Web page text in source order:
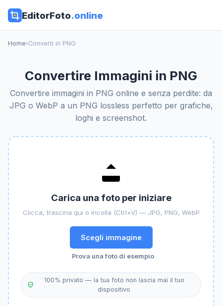
EditorFoto.online
Home›Converti in PNG
Convertire Immagini in PNG
Convertire immagini in PNG online e senza perdite: da
JPG o WebP a un PNG lossless perfetto per grafiche,
loghi e screenshot.
Carica una foto per iniziare
Clicca, trascina qui o incolla (Ctrl+V) — JPG, PNG, WebP
Scegli immagine
Prova una foto di esempio
100% privato — la tua foto non lascia mai il tuo
dispositivo